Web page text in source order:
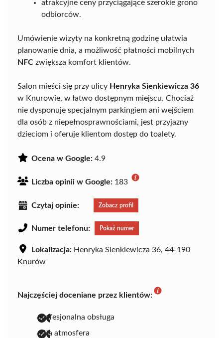
atrakcyjne ceny przyciągające szerokie grono
odbiorców.
Umówienie wizyty na konkretną godzinę ułatwia
planowanie dnia, a możliwość płatności mobilnych
NFC zwiększa komfort klientów.
Salon mieści się przy ulicy Henryka Sienkiewicza 36
w Knurowie, w łatwo dostępnym miejscu. Chociaż
nie dysponuje specjalnym parkingiem ani wejściem
dla osób z niepełnosprawnościami, jest przyjazny
dzieciom i oferuje klientom dostęp do toalety.
Ocena w Google: 4.9
Liczba opinii w Google: 183
Czytaj opinie: Zobacz profil
Numer telefonu: Pokaż numer
Lokalizacja: Henryka Sienkiewicza 36, 44-190
Knurów
Najczęściej doceniane przez klientów:
profesjonalna obsługa
miła atmosfera